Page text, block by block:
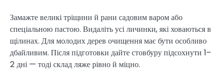
Замажте великі тріщини й рани садовим варом або
спеціальною пастою. Видаліть усі личинки, які ховаються в
щілинах. Для молодих дерев очищення має бути особливо
дбайливим. Після підготовки дайте стовбуру підсохнути 1–
2 дні — тоді склад ляже рівно й міцно.